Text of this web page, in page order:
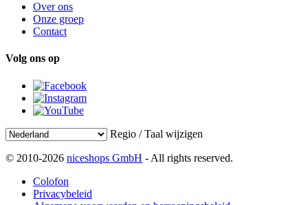
Over ons
Onze groep
Contact
Volg ons op
Regio / Taal wijzigen
© 2010-2026 niceshops GmbH - All rights reserved.
Colofon
Privacybeleid